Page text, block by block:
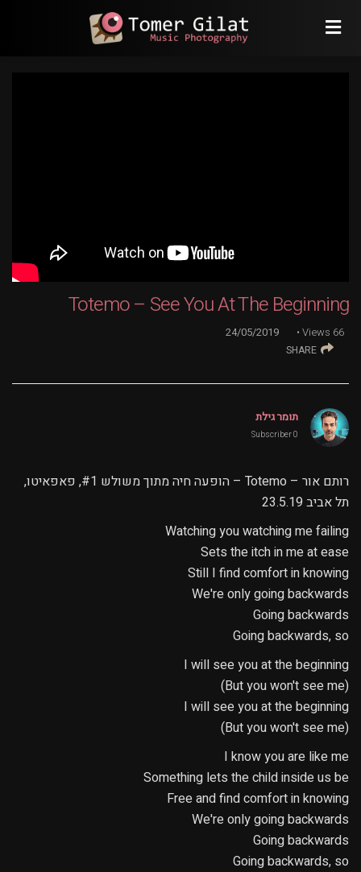
Totemo – See You At The Beginning
66
Views
24/05/2019
SHARE
תומר גילת
0 Subscriber
רותם אור – Totemo – הופעה חיה מתוך משולש #1, פאפאיטו,
תל אביב 23.5.19
Watching you watching me failing
Sets the itch in me at ease
Still I find comfort in knowing
We're only going backwards
Going backwards
Going backwards, so
I will see you at the beginning
(But you won't see me)
I will see you at the beginning
(But you won't see me)
I know you are like me
Something lets the child inside us be
Free and find comfort in knowing
We're only going backwards
Going backwards
Going backwards, so